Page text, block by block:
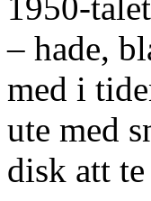
1950-
– hade,
med i
ute med
disk att